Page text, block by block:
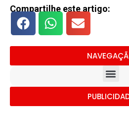
Compartilhe este artigo: